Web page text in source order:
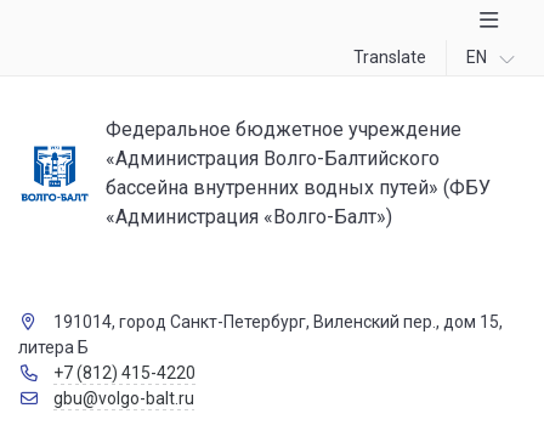
Translate EN
Федеральное бюджетное учреждение
«Администрация Волго-Балтийского
бассейна внутренних водных путей» (ФБУ
«Администрация «Волго-Балт»)
191014, город Санкт-Петербург, Виленский пер., дом 15,
литера Б
+7 (812) 415-4220
gbu@volgo-balt.ru